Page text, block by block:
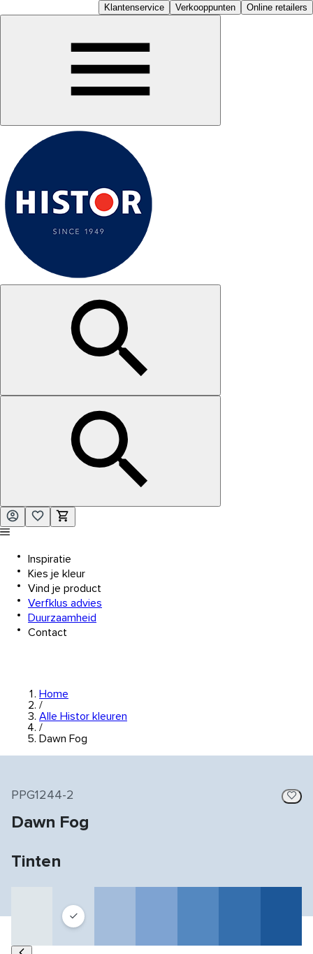
Klantenservice Verkooppunten Online retailers
Inspiratie
Kies je kleur
Vind je product
Verfklus advies
Duurzaamheid
Contact
Home
/
Alle Histor kleuren
/
Dawn Fog
PPG1244-2
Dawn Fog
Tinten